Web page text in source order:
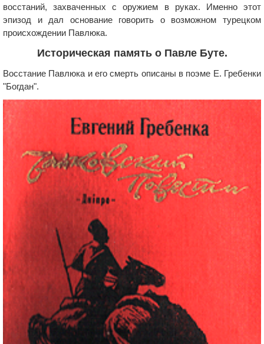
восстаний, захваченных с оружием в руках. Именно этот
эпизод и дал основание говорить о возможном турецком
происхождении Павлюка.
Историческая память о Павле Буте.
Восстание Павлюка и его смерть описаны в поэме Е. Гребенки
"Богдан".